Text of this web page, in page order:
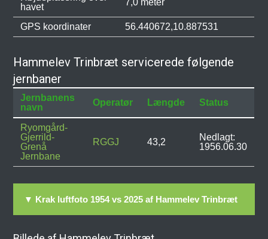
havet
7,0 meter
GPS koordinater 56.440672,10.887531
Hammelev Trinbræt servicerede følgende
jernbaner
Jernbanens
navn
Operatør Længde Status
Ryomgård-
Gjerrild-
Grenå
Jernbane
RGGJ 43,2
Nedlagt:
1956.06.30
▼ Krak luftfoto 1954 vs 2025 af Hammelev Trinbræt